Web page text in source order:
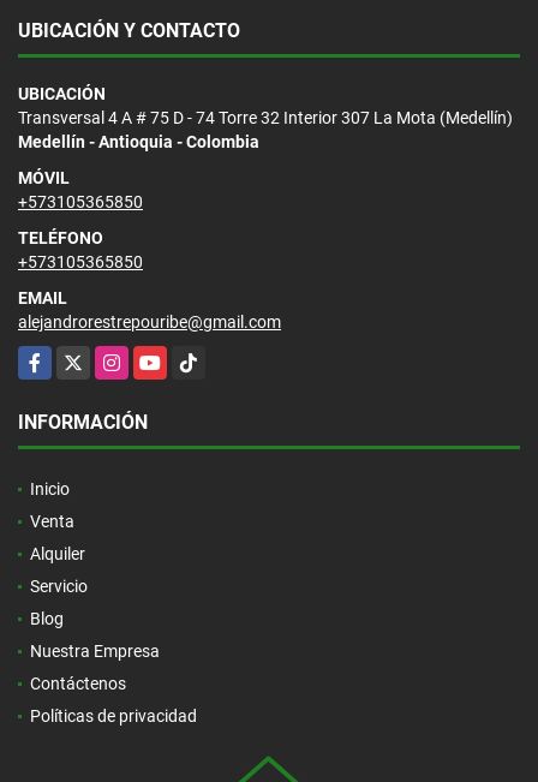
UBICACIÓN Y CONTACTO
UBICACIÓN
Transversal 4 A # 75 D - 74 Torre 32 Interior 307 La Mota (Medellín)
Medellín - Antioquia - Colombia
MÓVIL
+573105365850
TELÉFONO
+573105365850
EMAIL
alejandrorestrepouribe@gmail.com
Facebook
X InstagramYouTubeTikTok
INFORMACIÓN
Inicio
Venta
Alquiler
Servicio
Blog
Nuestra Empresa
Contáctenos
Políticas de privacidad